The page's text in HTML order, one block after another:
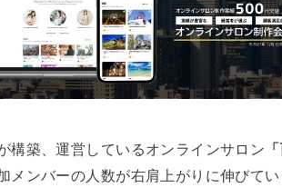
構築、運営しているオンラインサロン
メンバーの人数が右肩上がりに伸びてい